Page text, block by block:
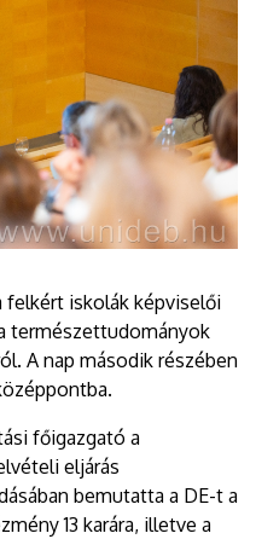
iskolák képviselői
természettudományok
A nap második részében
főigazgató a
eljárás
bemutatta a DE-t a
13 karára, illetve a